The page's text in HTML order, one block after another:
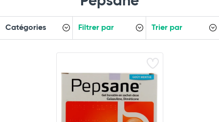
Total
Catégories Filtrer par Trier par